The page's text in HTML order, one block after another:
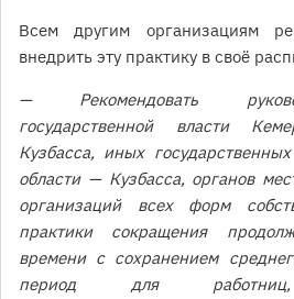
Всем другим организациям
внедрить эту практику в своё
— Рекомендовать
государственной власти
Кузбасса, иных
области — Кузбасса, органов
организаций всех форм
практики сокращения
времени с сохранением
период для работниц,